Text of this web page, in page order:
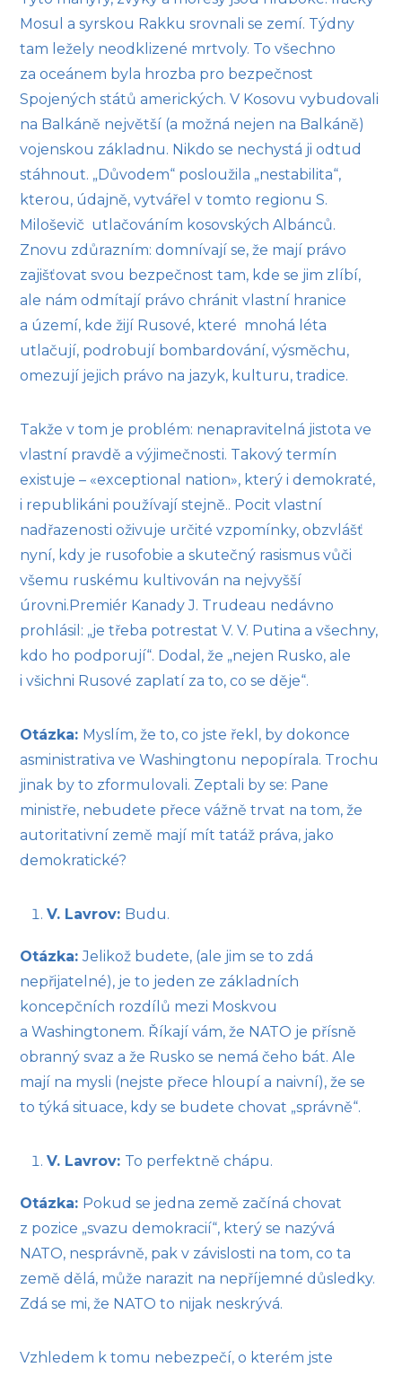
Mosul a syrskou Rakku srovnali se zemí. Týdny
tam ležely neodklizené mrtvoly. To všechno
za oceánem byla hrozba pro bezpečnost
Spojených států amerických. V Kosovu vybudovali
na Balkáně největší (a možná nejen na Balkáně)
vojenskou základnu. Nikdo se nechystá ji odtud
stáhnout. „Důvodem“ posloužila „nestabilita“,
kterou, údajně, vytvářel v tomto regionu S.
Miloševič utlačováním kosovských Albánců.
Znovu zdůrazním: domnívají se, že mají právo
zajišťovat svou bezpečnost tam, kde se jim zlíbí,
ale nám odmítají právo chránit vlastní hranice
a území, kde žijí Rusové, které mnohá léta
utlačují, podrobují bombardování, výsměchu,
omezují jejich právo na jazyk, kulturu, tradice.
Takže v tom je problém: nenapravitelná jistota ve
vlastní pravdě a výjimečnosti. Takový termín
existuje – «exceptional nation», který i demokraté,
i republikáni používají stejně.. Pocit vlastní
nadřazenosti oživuje určité vzpomínky, obzvlášť
nyní, kdy je rusofobie a skutečný rasismus vůči
všemu ruskému kultivován na nejvyšší
úrovni.Premiér Kanady J. Trudeau nedávno
prohlásil: „je třeba potrestat V. V. Putina a všechny,
kdo ho podporují“. Dodal, že „nejen Rusko, ale
i všichni Rusové zaplatí za to, co se děje“.
Otázka: Myslím, že to, co jste řekl, by dokonce
asministrativa ve Washingtonu nepopírala. Trochu
jinak by to zformulovali. Zeptali by se: Pane
ministře, nebudete přece vážně trvat na tom, že
autoritativní země mají mít tatáž práva, jako
demokratické?
V. Lavrov: Budu.
Otázka:Jelikož budete, (ale jim se to zdá
nepřijatelné), je to jeden ze základních
koncepčních rozdílů mezi Moskvou
a Washingtonem. Říkají vám, že NATO je přísně
obranný svaz a že Rusko se nemá čeho bát. Ale
mají na mysli (nejste přece hloupí a naivní), že se
to týká situace, kdy se budete chovat „správně“.
V. Lavrov: To perfektně chápu.
Otázka: Pokud se jedna země začíná chovat
z pozice „svazu demokracií“, který se nazývá
NATO, nesprávně, pak v závislosti na tom, co ta
země dělá, může narazit na nepříjemné důsledky.
Zdá se mi, že NATO to nijak neskrývá.
Vzhledem k tomu nebezpečí, o kterém jste